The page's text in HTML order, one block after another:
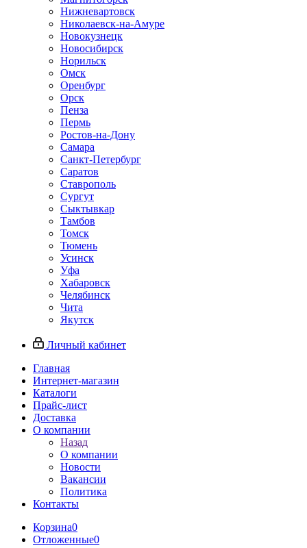
Нижневартовск
Николаевск-на-Амуре
Новокузнецк
Новосибирск
Норильск
Омск
Оренбург
Орск
Пенза
Пермь
Ростов-на-Дону
Самара
Санкт-Петербург
Саратов
Ставрополь
Сургут
Сыктывкар
Тамбов
Томск
Тюмень
Усинск
Уфа
Хабаровск
Челябинск
Чита
Якутск
Личный кабинет
Главная
Интернет-магазин
Каталоги
Прайс-лист
Доставка
О компании
Назад
О компании
Новости
Вакансии
Политика
Контакты
Корзина0
Отложенные0